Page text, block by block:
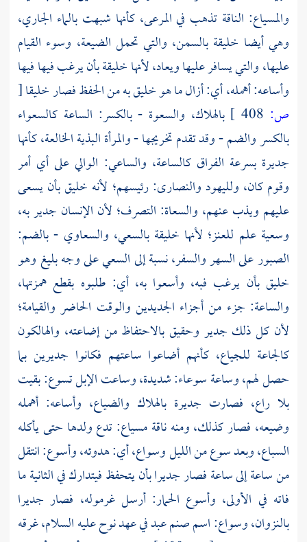
والمسياع: الناقة تذهب في المرعى، كأنها شبهت بالماء الجاري،
وهي أيضا خليقة بالسمن، والتي تحمل الضيعة، وسوء القيام
عليها، والتي يسافر عليها ويعاد، لأنها خليقة بأن يرغب فيها فيها
وأساعه: أهمله، أي: أزال ما هو خليق به من الحفظ فصار خليقا[
ص:
بالهلاك، والسعوة - بالكسر: الساعة كالسعواء
بالكسر والضم - وقد تقدم تخريجها - والمرأة البذية الخالعة، كأنها
جديرة بسرعة الفراق كالساعة، والساعي: الوالي على أي أمر
وقوم كان، ولليهود والنصارى: رئيسهم؛ لأنه خليق بأن يسعى
عليهم ويذب عنهم، والسعاة: التصرف؛ لأن الإنسان جدير به،
وسعية علم للعنز؛ لأنها خليقة بالسعي، والسعاوي - بالضم:
الصبور على السهر والسفر، نسبة إلى السعي على وجه بليغ وهو
خليق بأن يرغب فبه، وأسعوا به، أي: طلبوه بقطع همزتها،
والساعة: جزء من أجزاء الجديدين والوقت الحاضر والقيامة؛
لأن كل ذلك جدير وحقيق بالاحتفاظ من إضاعته، والهالكون
كالجاعة للجياع، كأنهم أضاعوا ساعتهم فكانوا جديرين بما
حصل لهم، وساعة سوعاء: شديدة، وساعت الإبل تسوع: بقيت
بلا راع، فصارت جديرة بالهلاك والضياع، وأساعه: أهمله
وضيعه، فصار كذلك، ومنه ناقة مسياع: تدع ولدها حتى يأكله
السباع، وبعد سوع من الليل وسواع، أي: هدوئه، وأسوع: انتقل
من ساعة إلى ساعة فصار جديرا بأن يتحفظ فيتدارك في الثانية ما
فاته في الأولى، وأسوع الحمار: أرسل غرموله، فصار جديرا
بالنزوان، وسواع: اسم صنم عبد في عهد نوح عليه السلام، غرقه